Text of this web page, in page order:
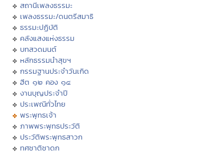
สถานีเพลงธรรมะ
เพลงธรรมะ/ดนตรีสมาธิ
ธรรมะปฏิบัติ
คลังแสงแห่งธรรม
บทสวดมนต์
หลักธรรมนำสุขฯ
กรรมฐานประจำวันเกิด
ฮีต ๑๒ คอง ๑๔
งานบุญประจำปี
ประเพณีทั่วไทย
พระพุทธเจ้า
ภาพพระพุทธประวัติ
ประวัติพระพุทธสาวก
ทศชาติชาดก